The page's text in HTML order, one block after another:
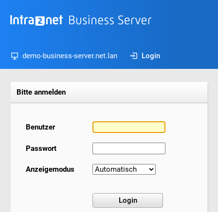
demo-business-server.net.lan Login
Bitte anmelden
Benutzer
Passwort
Anzeigemodus